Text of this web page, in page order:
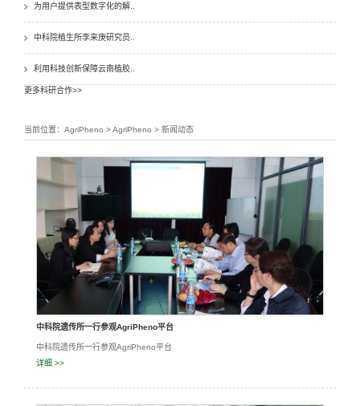
为用户提供表型数字化的解..
中科院植生所李来庚研究员..
利用科技创新保障云南植胶..
更多科研合作>>
当前位置：AgriPheno > AgriPheno > 新闻动态
中科院遗传所一行参观AgriPheno平台
中科院遗传所一行参观AgriPheno平台
详细 >>